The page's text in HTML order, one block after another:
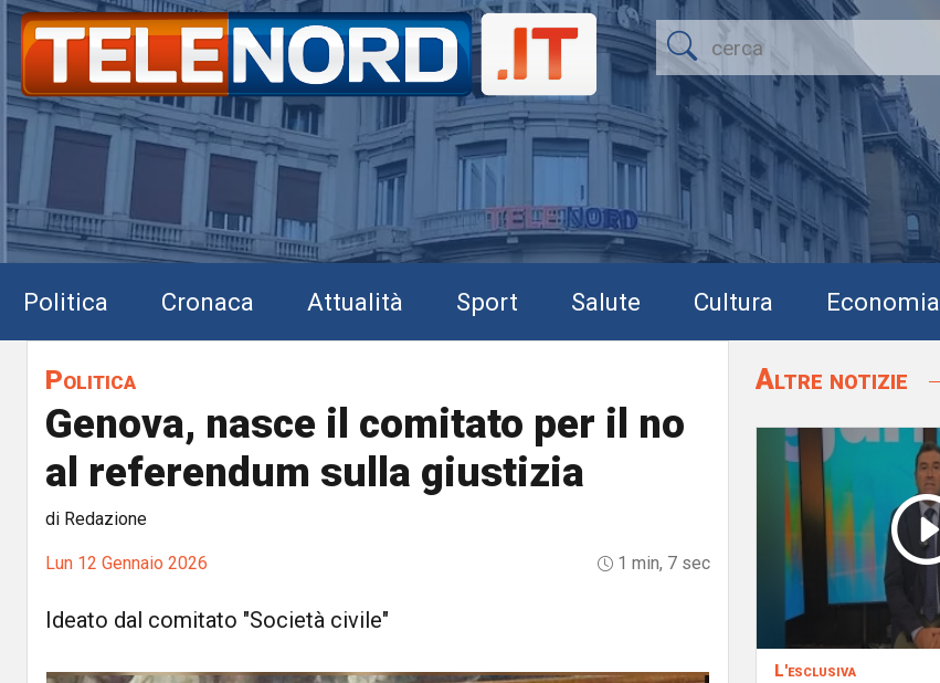
Politica Cronaca Attualità Sport Salute Cultura Economia
Politica
Genova, nasce il comitato per il no
al referendum sulla giustizia
di Redazione
Lun 12 Gennaio 2026 1 min, 7 sec
Ideato dal comitato "Società civile"
Altre notizie
L'esclusiva